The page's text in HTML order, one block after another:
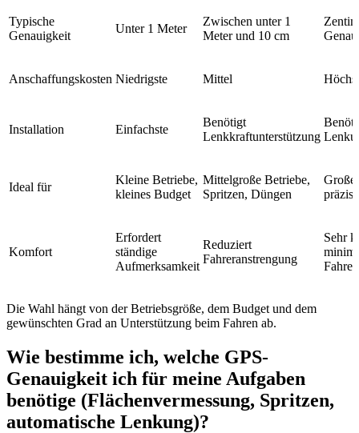
Typische
Genauigkeit
Unter 1 Meter
Zwischen unter 1
Meter und 10 cm
Anschaffungskosten Niedrigste Mittel
Installation Einfachste
Benötigt
Lenkkraftunterstützung
Ideal für
Kleine Betriebe,
kleines Budget
Mittelgroße Betriebe,
Spritzen, Düngen
Große
Komfort
Erfordert
ständige
Aufmerksamkeit
Reduziert
Fahreranstrengung
Sehr
Die Wahl hängt von der Betriebsgröße, dem Budget und dem
gewünschten Grad an Unterstützung beim Fahren ab.
Wie bestimme ich, welche GPS-
Genauigkeit ich für meine Aufgaben
benötige (Flächenvermessung, Spritzen,
automatische Lenkung)?